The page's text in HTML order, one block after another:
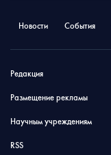
Новости События
Редакция
Размещение рекламы
Научным учреждениям
RSS